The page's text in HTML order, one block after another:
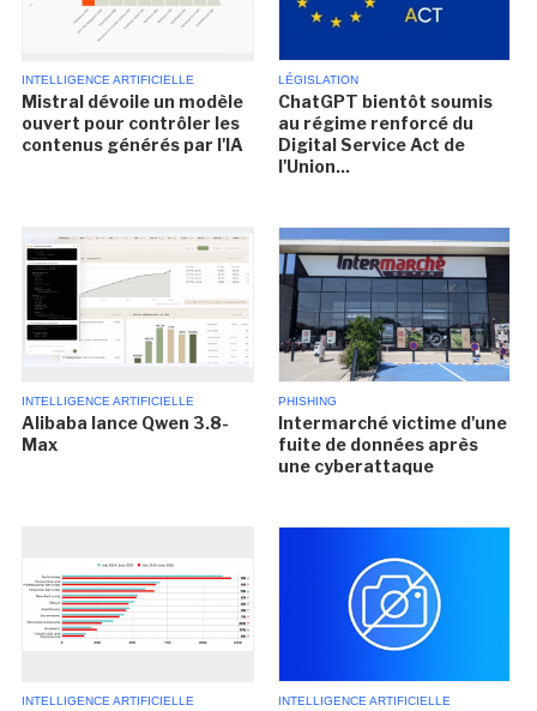
INTELLIGENCE ARTIFICIELLE
Mistral dévoile un modèle
ouvert pour contrôler les
contenus générés par l'IA
LÉGISLATION
ChatGPT bientôt soumis
au régime renforcé du
Digital Service Act de
l'Union...
INTELLIGENCE ARTIFICIELLE
Alibaba lance Qwen 3.8-
Max
PHISHING
Intermarché victime d'une
fuite de données après
une cyberattaque
INTELLIGENCE ARTIFICIELLE INTELLIGENCE ARTIFICIELLE